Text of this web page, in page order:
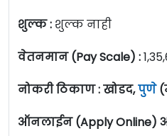
शुल्क : शुल्क नाही
वेतनमान (Pay Scale) :
नोकरी ठिकाण : खोडद,पुणे
ऑनलाईन (Apply Online)